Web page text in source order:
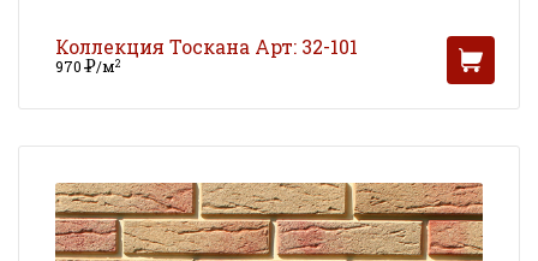
Коллекция Тоскана Арт: 32-101
970Р/м2